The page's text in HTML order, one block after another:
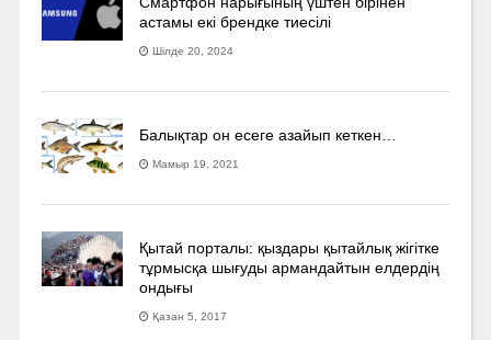
астамы екі брендке тиесілі
Шілде 20, 2024
Балықтар он есеге азайып кеткен…
Мамыр 19, 2021
Қытай порталы: қыздары қытайлық жігітке
тұрмысқа шығуды армандайтын елдердің
ондығы
Қазан 5, 2017